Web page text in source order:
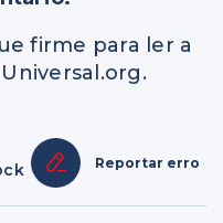
firme para ler a
Reportar erro